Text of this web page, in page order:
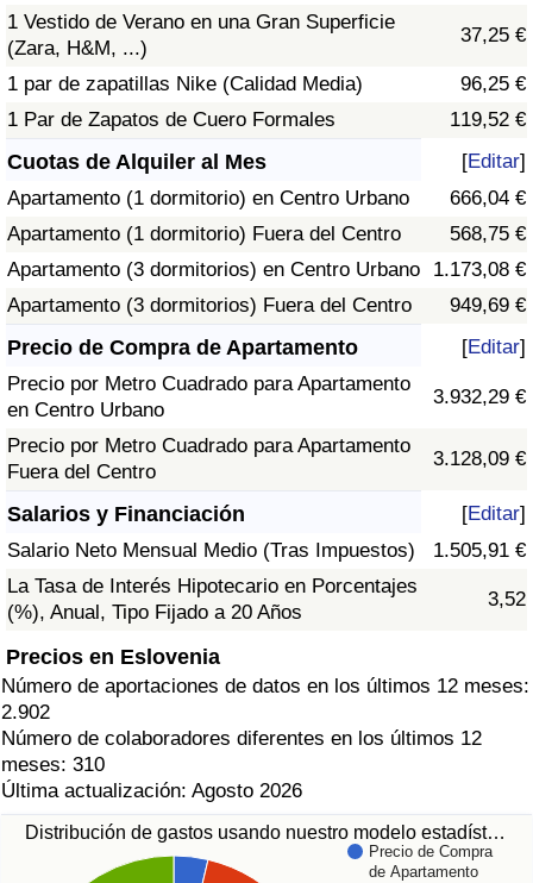
1 Vestido de Verano en una Gran Superficie
(Zara, H&M, ...)
37,25 €
1 par de zapatillas Nike (Calidad Media)
96,25 €
1 Par de Zapatos de Cuero Formales
119,52 €
Cuotas de Alquiler al Mes [Editar]
Apartamento (1 dormitorio) en Centro Urbano
666,04 €
Apartamento (1 dormitorio) Fuera del Centro
568,75 €
Apartamento (3 dormitorios) en Centro Urbano
1.173,08 €
Apartamento (3 dormitorios) Fuera del Centro
949,69 €
Precio de Compra de Apartamento [Editar]
Precio por Metro Cuadrado para Apartamento
en Centro Urbano
3.932,29 €
Precio por Metro Cuadrado para Apartamento
Fuera del Centro
3.128,09 €
Salarios y Financiación [Editar]
Salario Neto Mensual Medio (Tras Impuestos)
1.505,91 €
La Tasa de Interés Hipotecario en Porcentajes
(%), Anual, Tipo Fijado a 20 Años
3,52
Precios en Eslovenia
Número de aportaciones de datos en los últimos 12 meses:
2.902
Número de colaboradores diferentes en los últimos 12
meses: 310
Última actualización: Agosto 2026
Distribución de gastos usando nuestro modelo estadíst…
Precio de Compra
de Apartamento